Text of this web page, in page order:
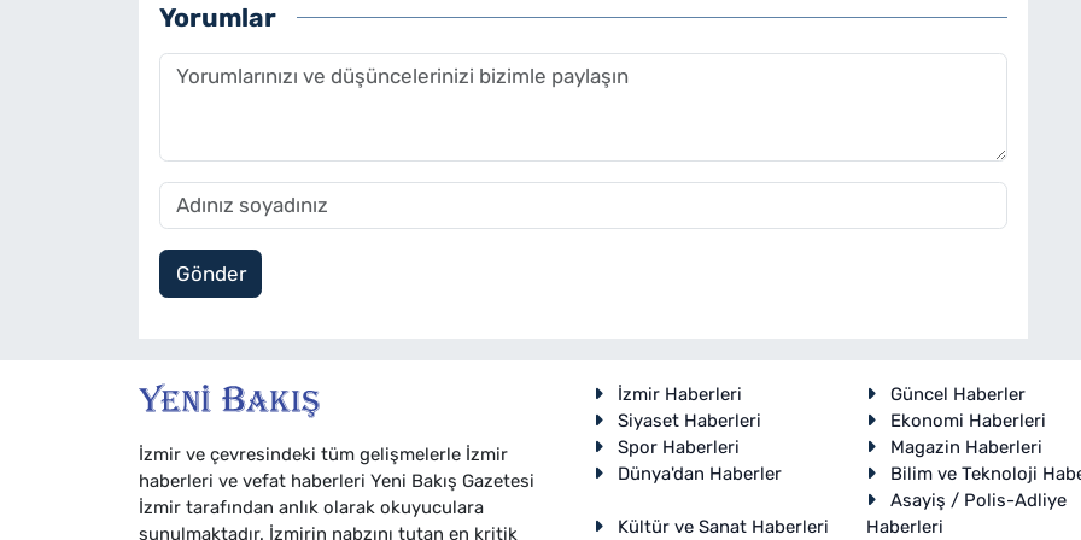
Yorumlar
Gönder
İzmir ve çevresindeki tüm gelişmelerle İzmir
haberleri ve vefat haberleri Yeni Bakış Gazetesi
İzmir tarafından anlık olarak okuyuculara
sunulmaktadır. İzmirin nabzını tutan en kritik
İzmir Haberleri
Güncel Haberler
Siyaset Haberleri
Ekonomi Haberleri
Spor Haberleri
Magazin Haberleri
Dünya'dan Haberler
Bilim ve Teknoloji
Kültür ve Sanat Haberleri
Asayiş / Polis-Adliye
Haberleri